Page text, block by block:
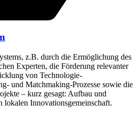
z.B. durch die Ermöglichung des
Experten, die Förderung relevanter
von Technologie-
und Matchmaking-Prozesse sowie die
– kurz gesagt: Aufbau und
lokalen Innovationsgemeinschaft.